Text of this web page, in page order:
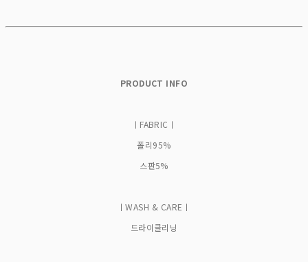
PRODUCT INFO
ㅣFABRICㅣ
폴리95%
스판5%
ㅣWASH & CAREㅣ
드라이클리닝